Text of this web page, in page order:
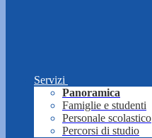
Servizi
Panoramica
Famiglie e studenti
Personale scolastico
Percorsi di studio